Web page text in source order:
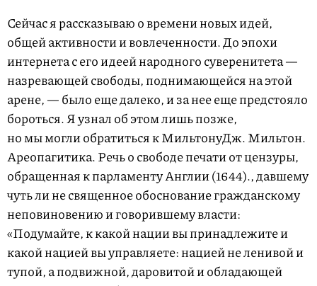
Сейчас я рассказываю о времени новых идей,
общей активности и вовлеченности. До эпохи
интернета с его идеей народного суверенитета —
назревающей свободы, поднимающейся на этой
арене, — было еще далеко, и за нее еще предстояло
бороться. Я узнал об этом лишь позже,
но мы могли обратиться кМильтонуДж. Мильтон.
Ареопагитика. Речь о свободе печати от цензуры,
обращенная к парламенту Англии (1644)., давшему
чуть ли не священное обоснование гражданскому
неповиновению и говорившему власти:
«Подумайте, к какой нации вы принадлежите и
какой нацией вы управляете: нацией не ленивой и
тупой, а подвижной, даровитой и обладающей